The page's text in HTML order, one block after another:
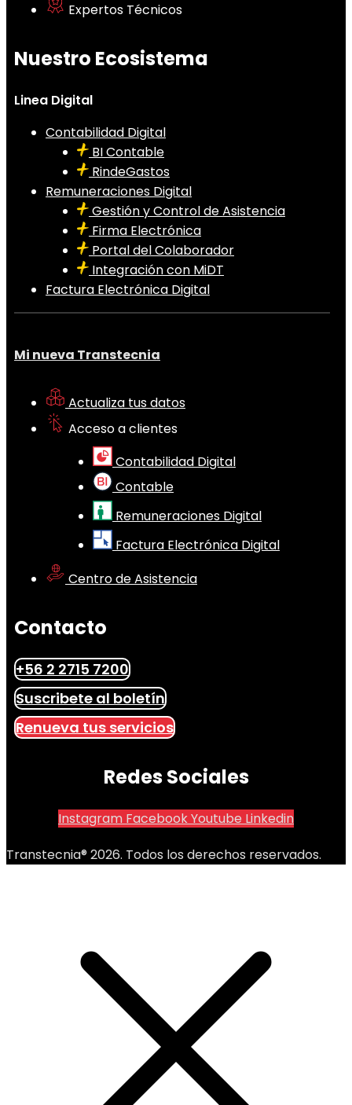
Expertos Técnicos
Nuestro Ecosistema
Linea Digital
Contabilidad Digital
BI Contable
RindeGastos
Remuneraciones Digital
Gestión y Control de Asistencia
Firma Electrónica
Portal del Colaborador
Integración con MiDT
Factura Electrónica Digital
Mi nueva Transtecnia
Actualiza tus datos
Acceso a clientes
Contabilidad Digital
Contable
Remuneraciones Digital
Factura Electrónica Digital
Centro de Asistencia
Contacto
+56 2 2715 7200
Suscribete al boletín
Renueva tus servicios
Redes Sociales
Instagram FacebookYoutube Linkedin
Transtecnia® 2026. Todos los derechos reservados.